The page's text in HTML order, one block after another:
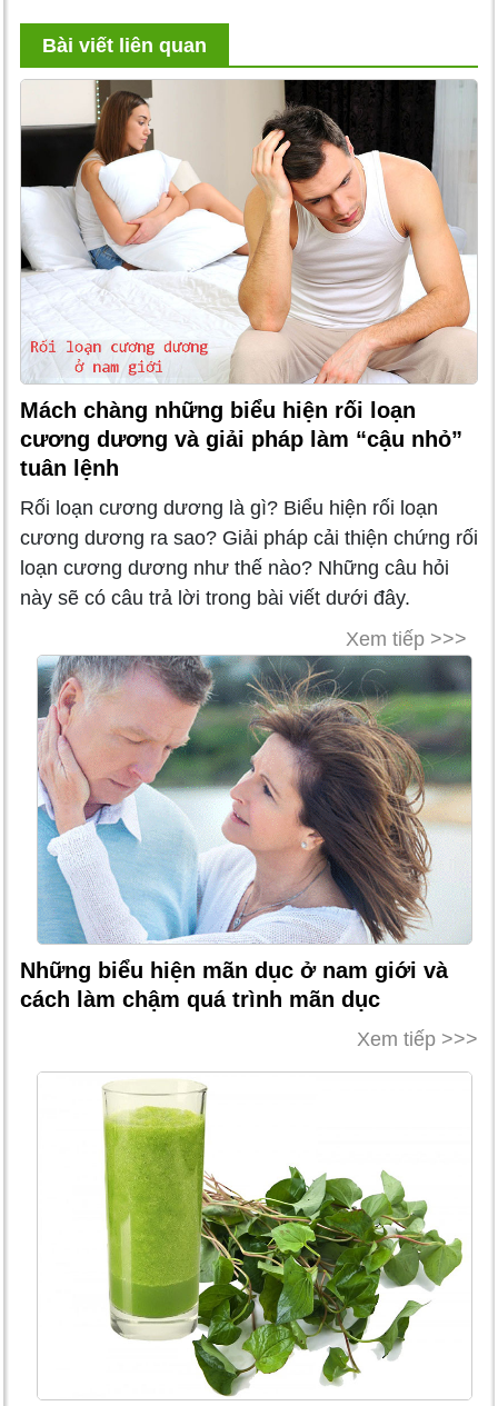
Bài viết liên quan
Mách chàng những biểu hiện rối loạn
cương dương và giải pháp làm “cậu nhỏ”
tuân lệnh
Rối loạn cương dương là gì? Biểu hiện rối loạn
cương dương ra sao? Giải pháp cải thiện chứng rối
loạn cương dương như thế nào? Những câu hỏi
này sẽ có câu trả lời trong bài viết dưới đây.
Xem tiếp >>>
Những biểu hiện mãn dục ở nam giới và
cách làm chậm quá trình mãn dục
Xem tiếp >>>